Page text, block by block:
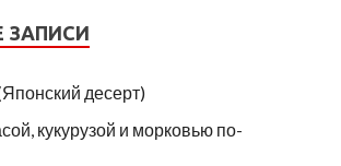
ЗАПИСИ
десерт)
кукурузой и морковью по-